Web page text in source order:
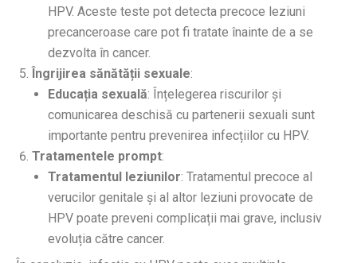
HPV. Aceste teste pot detecta precoce leziuni
precanceroase care pot fi tratate înainte de a se
dezvolta în cancer.
Îngrijirea sănătății sexuale:
Educația sexuală: Înțelegerea riscurilor și
comunicarea deschisă cu partenerii sexuali sunt
importante pentru prevenirea infecțiilor cu HPV.
Tratamentele prompt:
Tratamentul leziunilor: Tratamentul precoce al
verucilor genitale și al altor leziuni provocate de
HPV poate preveni complicații mai grave, inclusiv
evoluția către cancer.